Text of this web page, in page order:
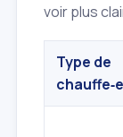
voir plus
Type de